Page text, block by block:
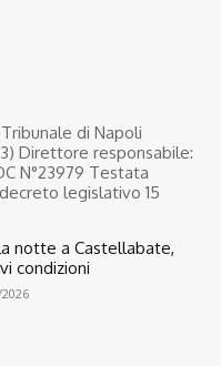
di Napoli
Direttore responsabile:
N°23979 Testata
legislativo 15
notte a Castellabate,
condizioni